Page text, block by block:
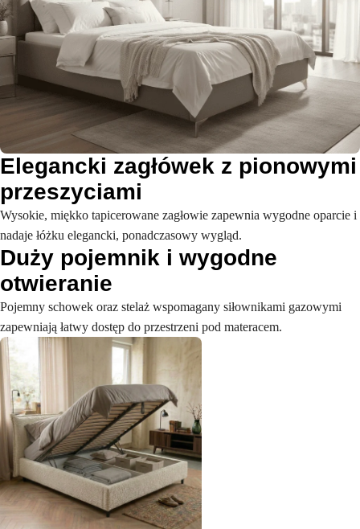
Elegancki zagłówek z pionowymi
przeszyciami
Wysokie, miękko tapicerowane zagłowie zapewnia wygodne oparcie i
nadaje łóżku elegancki, ponadczasowy wygląd.
Duży pojemnik i wygodne
otwieranie
Pojemny schowek oraz stelaż wspomagany siłownikami gazowymi
zapewniają łatwy dostęp do przestrzeni pod materacem.